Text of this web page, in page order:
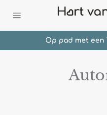
naar
content
Op pad met een